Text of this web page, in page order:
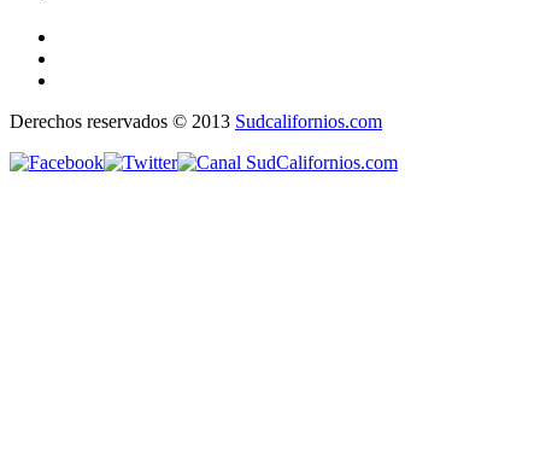
Derechos reservados © 2013 Sudcalifornios.com